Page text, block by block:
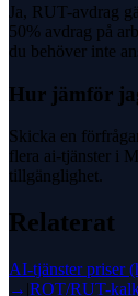
Ja, RUT-avdrag
50% avdrag på
du behöver inte
Hur jämför
Skicka en
flera ai-tjänster i
tillgänglighet.
Relaterat
AI-tjänsterpriser
→ |ROT/RUT-